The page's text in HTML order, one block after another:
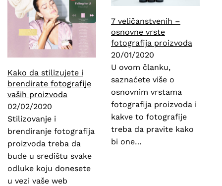
Kako da stilizujete i
brendirate fotografije
vaših proizvoda
02/02/2020
Stilizovanje i
brendiranje fotografija
proizvoda treba da
bude u središtu svake
odluke koju donesete
u vezi vaše web
7 veličanstvenih –
osnovne vrste
fotografija proizvoda
20/01/2020
U ovom članku,
saznaćete više o
osnovnim vrstama
fotografija proizvoda i
kakve to fotografije
treba da pravite kako
bi one…